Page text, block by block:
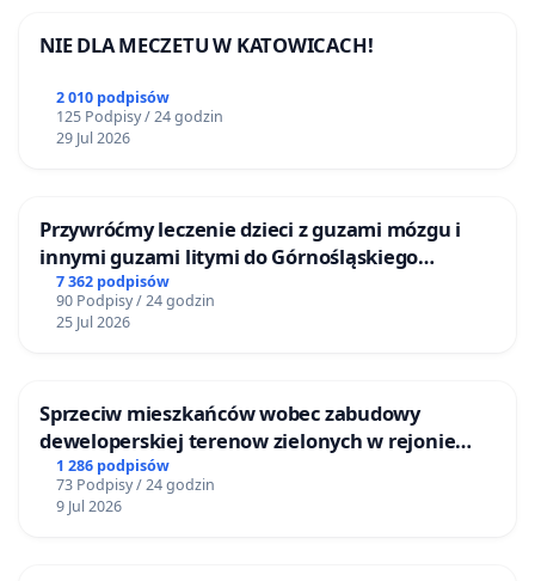
NIE DLA MECZETU W KATOWICACH!
2 010 podpisów
125 Podpisy / 24 godzin
29 Jul 2026
Przywróćmy leczenie dzieci z guzami mózgu i
innymi guzami litymi do Górnośląskiego
Centrum Zdrowia Dziecka w Katowicach
7 362 podpisów
90 Podpisy / 24 godzin
25 Jul 2026
Sprzeciw mieszkańców wobec zabudowy
deweloperskiej terenow zielonych w rejonie
Bulwarów Straceńskich w Bielsku-Białej
1 286 podpisów
73 Podpisy / 24 godzin
9 Jul 2026